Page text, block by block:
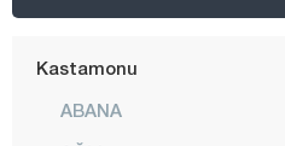
Kars
Kastamonu
ABANA